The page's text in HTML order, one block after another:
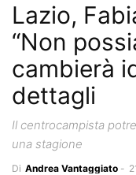
Lazio,
“Non
cambierà
dettagli
Il centrocampista
una stagione
Di Andrea Vantaggiato -